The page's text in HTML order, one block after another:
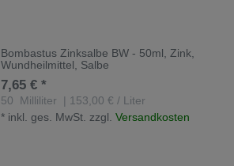
Bombastus Zinksalbe BW - 50ml, Zink,
Wundheilmittel, Salbe
7,65 € *
50 Milliliter
| 153,00 € / Liter
* inkl. ges. MwSt. zzgl.Versandkosten